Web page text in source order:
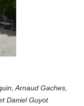
Arnaud Gaches,
Daniel Guyot